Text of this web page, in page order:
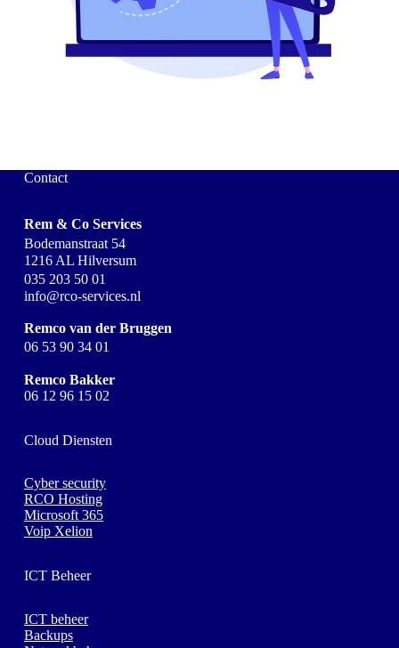
Contact
Rem & Co Services
Bodemanstraat 54
1216 AL Hilversum
035 203 50 01
info@rco-services.nl
Remco van der Bruggen
06 53 90 34 01
Remco Bakker
06 12 96 15 02
Cloud Diensten
Cyber security
RCO Hosting
Microsoft 365
Voip Xelion
ICT Beheer
ICT beheer
Backups